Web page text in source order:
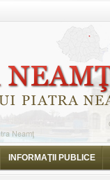
INFORMAŢII PUBLICE